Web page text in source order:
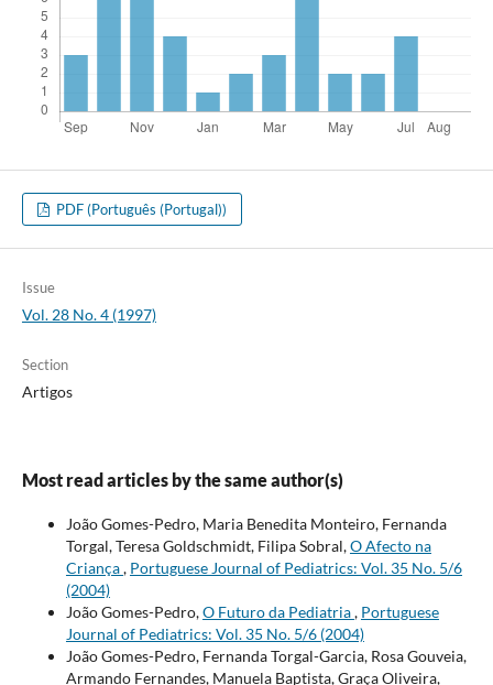
PDF (Português (Portugal))
Issue
Vol. 28 No. 4 (1997)
Section
Artigos
Most read articles by the same author(s)
João Gomes-Pedro, Maria Benedita Monteiro, Fernanda
Torgal, Teresa Goldschmidt, Filipa Sobral,O Afecto na
Criança, Portuguese Journal of Pediatrics: Vol. 35 No. 5/6
(2004)
João Gomes-Pedro,O Futuro da Pediatria, Portuguese
Journal of Pediatrics: Vol. 35 No. 5/6 (2004)
João Gomes-Pedro, Fernanda Torgal-Garcia, Rosa Gouveia,
Armando Fernandes, Manuela Baptista, Graça Oliveira,